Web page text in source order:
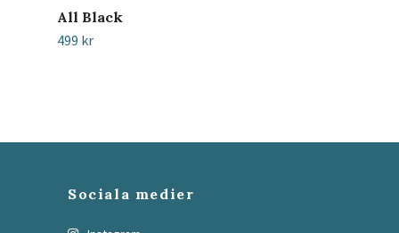
All Black
499 kr
Sociala medier